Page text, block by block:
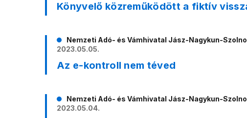
Könyvelő közreműködött a fiktív
Nemzeti Adó- és Vámhivatal Jász-Nagykun-
2023.05.05.
Az e-kontroll nem téved
Nemzeti Adó- és Vámhivatal Jász-Nagykun-
2023.05.04.